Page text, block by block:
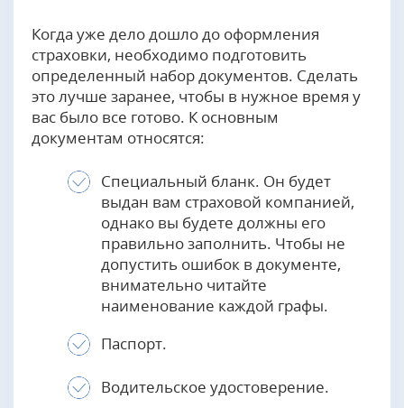
Когда уже дело дошло до оформления
страховки, необходимо подготовить
определенный набор документов. Сделать
это лучше заранее, чтобы в нужное время у
вас было все готово. К основным
документам относятся:
Специальный бланк. Он будет
выдан вам страховой компанией,
однако вы будете должны его
правильно заполнить. Чтобы не
допустить ошибок в документе,
внимательно читайте
наименование каждой графы.
Паспорт.
Водительское удостоверение.